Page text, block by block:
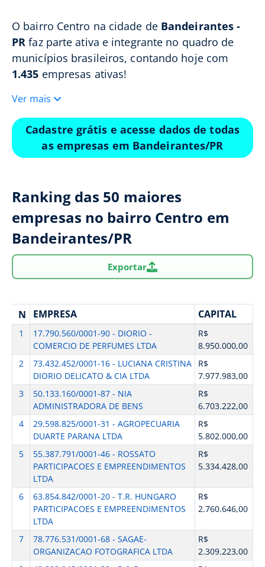
O bairro Centro na cidade de Bandeirantes -
PR faz parte ativa e integrante no quadro de
municípios brasileiros, contando hoje com
1.435 empresas ativas!
Ver mais
Cadastre grátis e acesse dados de todas
as empresas em Bandeirantes/PR
Ranking das 50 maiores
empresas no bairro Centro em
Bandeirantes/PR
Exportar
N EMPRESA CAPITAL
1
17.790.560/0001-90 - DIORIO -
COMERCIO DE PERFUMES LTDA
R$
8.950.000,00
2
73.432.452/0001-16 - LUCIANA CRISTINA
DIORIO DELICATO & CIA LTDA
R$
7.977.983,00
3
50.133.160/0001-87 - NIA
ADMINISTRADORA DE BENS
R$
6.703.222,00
4
29.598.825/0001-31 - AGROPECUARIA
DUARTE PARANA LTDA
R$
5.802.000,00
5
55.387.791/0001-46 - ROSSATO
PARTICIPACOES E EMPREENDIMENTOS
LTDA
R$
5.334.428,00
6
63.854.842/0001-20 - T.R. HUNGARO
PARTICIPACOES E EMPREENDIMENTOS
LTDA
R$
2.760.646,00
7
78.776.531/0001-68 - SAGAE-
ORGANIZACAO FOTOGRAFICA LTDA
R$
2.309.223,00